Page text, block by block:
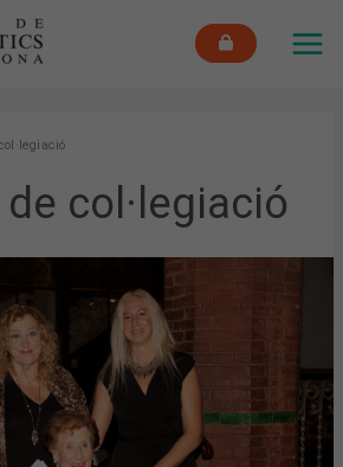
col·legiació